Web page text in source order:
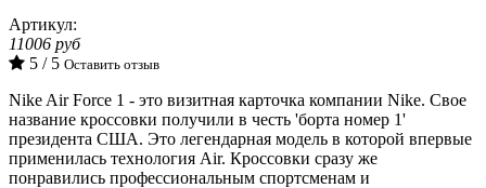
Артикул:
11006 руб
5 / 5 Оставить отзыв
Nike Air Force 1 - это визитная карточка компании Nike. Свое
название кроссовки получили в честь 'борта номер 1'
президента США. Это легендарная модель в которой впервые
применилась технология Air. Кроссовки сразу же
понравились профессиональным спортсменам и